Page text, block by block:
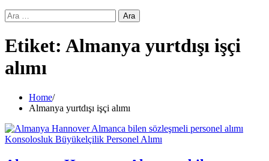
Arama:
Etiket: Almanya yurtdışı işçi
alımı
Home
Almanya yurtdışı işçi alımı
Konsolosluk Büyükelçilik Personel Alımı